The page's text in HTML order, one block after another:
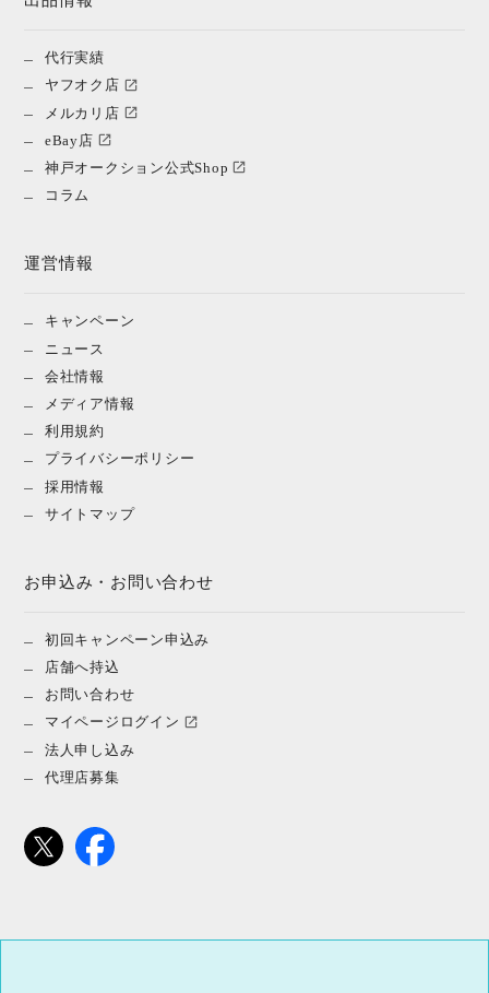
代行実績
ヤフオク店
メルカリ店
eBay店
神戸オークション公式Shop
コラム
運営情報
キャンペーン
ニュース
会社情報
メディア情報
利用規約
プライバシーポリシー
採用情報
サイトマップ
お申込み・お問い合わせ
初回キャンペーン申込み
店舗へ持込
お問い合わせ
マイページログイン
法人申し込み
代理店募集